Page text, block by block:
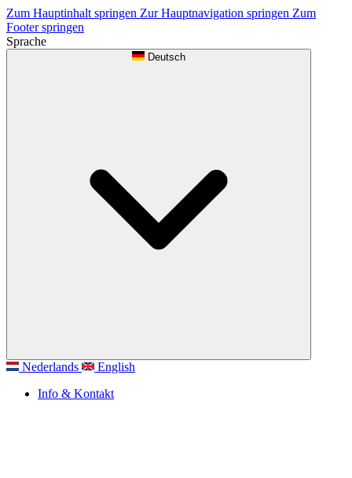
Zum Hauptinhalt springen Zur Hauptnavigation springen Zum
Footer springen
Sprache
Deutsch
Nederlands
English
Info & Kontakt